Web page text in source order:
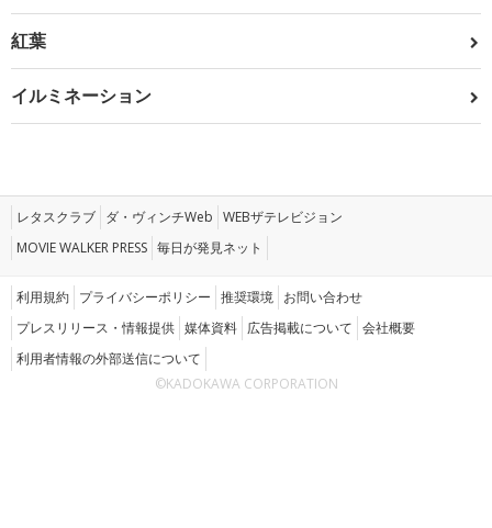
紅葉
イルミネーション
レタスクラブ ダ・ヴィンチWeb WEBザテレビジョン
MOVIE WALKER PRESS 毎日が発見ネット
利用規約 プライバシーポリシー 推奨環境 お問い合わせ
プレスリリース・情報提供 媒体資料 広告掲載について 会社概要
利用者情報の外部送信について
©KADOKAWA CORPORATION